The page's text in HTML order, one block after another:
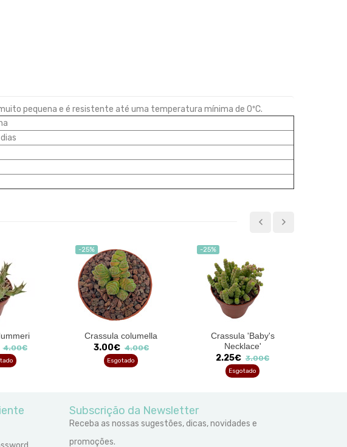
pequena e é resistente até uma temperatura mínima de 0ºC.
4.00€
-25%
Crassula columella
3.00€ 4.00€
Esgotado
-25%
Crassula 'Baby's
Necklace'
2.25€ 3.00€
Esgotado
Subscrição da Newsletter
Receba as nossas sugestões, dicas, novidades e
promoções.